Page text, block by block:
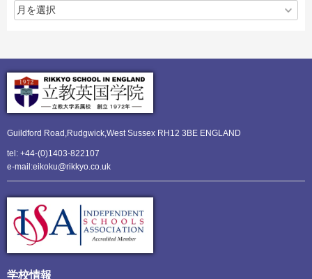
Guildford Road,Rudgwick,West Sussex RH12 3BE ENGLAND
tel: +44-(0)1403-822107
e-mail:eikoku@rikkyo.co.uk
学校情報